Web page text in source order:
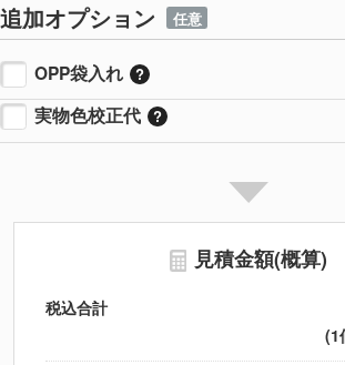
追加オプション 任意
OPP袋入れ
実物色校正代
見積金額(概算)
税込合計
(1